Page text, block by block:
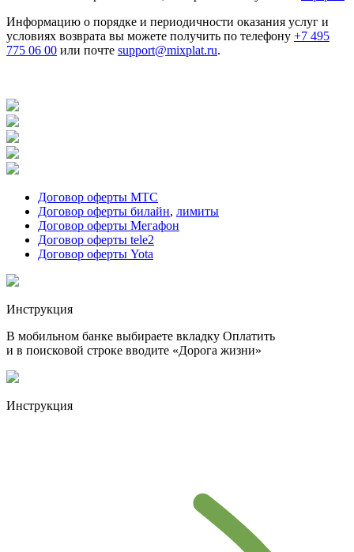
Информацию о порядке и периодичности оказания услуг и
условиях возврата вы можете получить по телефону +7 495
775 06 00 или почте support@mixplat.ru.
Договор оферты МТС
Договор оферты билайн, лимиты
Договор оферты Мегафон
Договор оферты tele2
Договор оферты Yota
Инструкция
В мобильном банке выбираете вкладку Оплатить
и в поисковой строке вводите «Дорога жизни»
Инструкция